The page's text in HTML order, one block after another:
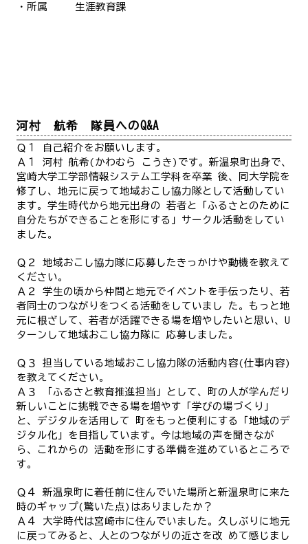
・所属 生涯教育課
河村 航希 隊員へのQ&A
Ｑ１ 自己紹介をお願いします。
Ａ１ 河村 航希(かわむら こうき)です。新温泉町出身で、
宮崎大学工学部情報システム工学科を卒業 後、同大学院を
修了し、地元に戻って地域おこし協力隊として活動してい
ます。学生時代から地元出身の 若者と「ふるさとのために
自分たちができることを形にする」サークル活動をしてい
ました。
Ｑ２ 地域おこし協力隊に応募したきっかけや動機を教えて
ください。
Ａ２ 学生の頃から仲間と地元でイベントを手伝ったり、若
者同士のつながりをつくる活動をしていまし た。もっと地
元に根ざして、若者が活躍できる場を増やしたいと思い、 U
ターンして地域おこし協力隊に 応募しました。
Ｑ３ 担当している地域おこし協力隊の活動内容(仕事内容)
を教えてください。
Ａ３ 「ふるさと教育推進担当」として、町の人が学んだり
新しいことに挑戦できる場を増やす「学びの場づくり」
と、デジタルを活用して 町をもっと便利にする「地域のデ
ジタル化」を目指しています。今は地域の声を聞きなが
ら、これからの 活動を形にする準備を進めているところで
す。
Ｑ４ 新温泉町に着任前に住んでいた場所と新温泉町に来た
時のギャップ(驚いた点)はありましたか？
Ａ４ 大学時代は宮崎市に住んでいました。久しぶりに地元
に戻ってみると、人とのつながりの近さを改 めて感じまし